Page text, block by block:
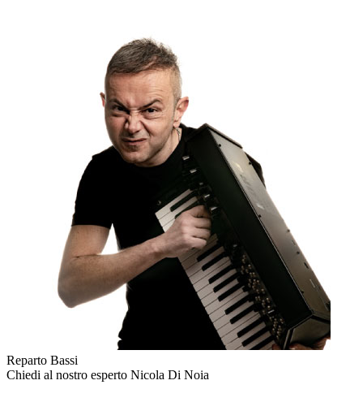
Reparto Bassi
Chiedi al nostro esperto Nicola Di Noia